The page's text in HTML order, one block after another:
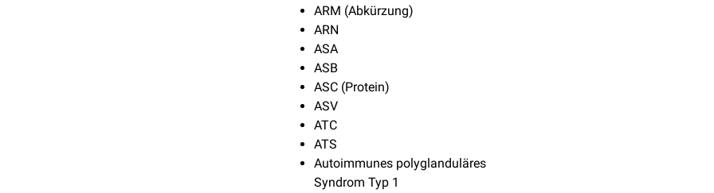
ARM (Abkürzung)
ARN
ASA
ASB
ASC (Protein)
ASV
ATC
ATS
Autoimmunes polyglanduläres
Syndrom Typ 1